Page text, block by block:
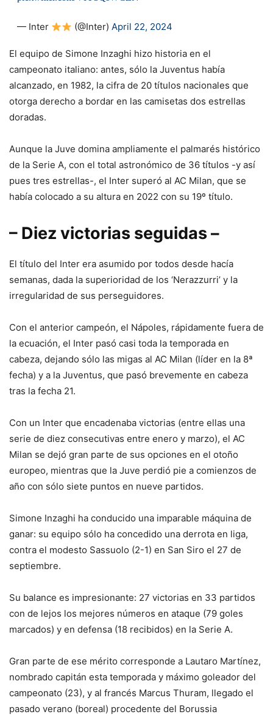
— Inter (@Inter) April 22, 2024
El equipo de Simone Inzaghi hizo historia en el
campeonato italiano: antes, sólo la Juventus había
alcanzado, en 1982, la cifra de 20 títulos nacionales que
otorga derecho a bordar en las camisetas dos estrellas
doradas.
Aunque la Juve domina ampliamente el palmarés histórico
de la Serie A, con el total astronómico de 36 títulos -y así
pues tres estrellas-, el Inter superó al AC Milan, que se
había colocado a su altura en 2022 con su 19º título.
– Diez victorias seguidas –
El título del Inter era asumido por todos desde hacía
semanas, dada la superioridad de los ‘Nerazzurri’ y la
irregularidad de sus perseguidores.
Con el anterior campeón, el Nápoles, rápidamente fuera de
la ecuación, el Inter pasó casi toda la temporada en
cabeza, dejando sólo las migas al AC Milan (líder en la 8ª
fecha) y a la Juventus, que pasó brevemente en cabeza
tras la fecha 21.
Con un Inter que encadenaba victorias (entre ellas una
serie de diez consecutivas entre enero y marzo), el AC
Milan se dejó gran parte de sus opciones en el otoño
europeo, mientras que la Juve perdió pie a comienzos de
año con sólo siete puntos en nueve partidos.
Simone Inzaghi ha conducido una imparable máquina de
ganar: su equipo sólo ha concedido una derrota en liga,
contra el modesto Sassuolo (2-1) en San Siro el 27 de
septiembre.
Su balance es impresionante: 27 victorias en 33 partidos
con de lejos los mejores números en ataque (79 goles
marcados) y en defensa (18 recibidos) en la Serie A.
Gran parte de ese mérito corresponde a Lautaro Martínez,
nombrado capitán esta temporada y máximo goleador del
campeonato (23), y al francés Marcus Thuram, llegado el
pasado verano (boreal) procedente del Borussia